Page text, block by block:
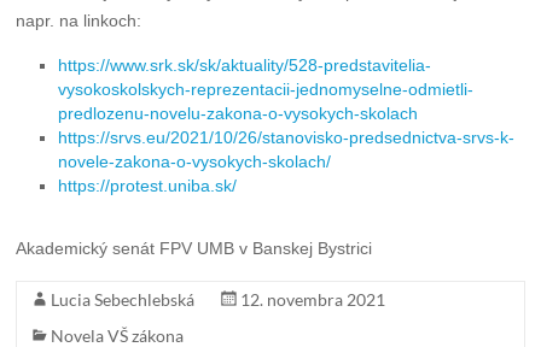
napr. na linkoch:
https://www.srk.sk/sk/aktuality/528-predstavitelia-
vysokoskolskych-reprezentacii-jednomyselne-odmietli-
predlozenu-novelu-zakona-o-vysokych-skolach
https://srvs.eu/2021/10/26/stanovisko-predsednictva-srvs-k-
novele-zakona-o-vysokych-skolach/
https://protest.uniba.sk/
Akademický senát FPV UMB v Banskej Bystrici
Lucia Sebechlebská
12. novembra 2021
Novela VŠ zákona